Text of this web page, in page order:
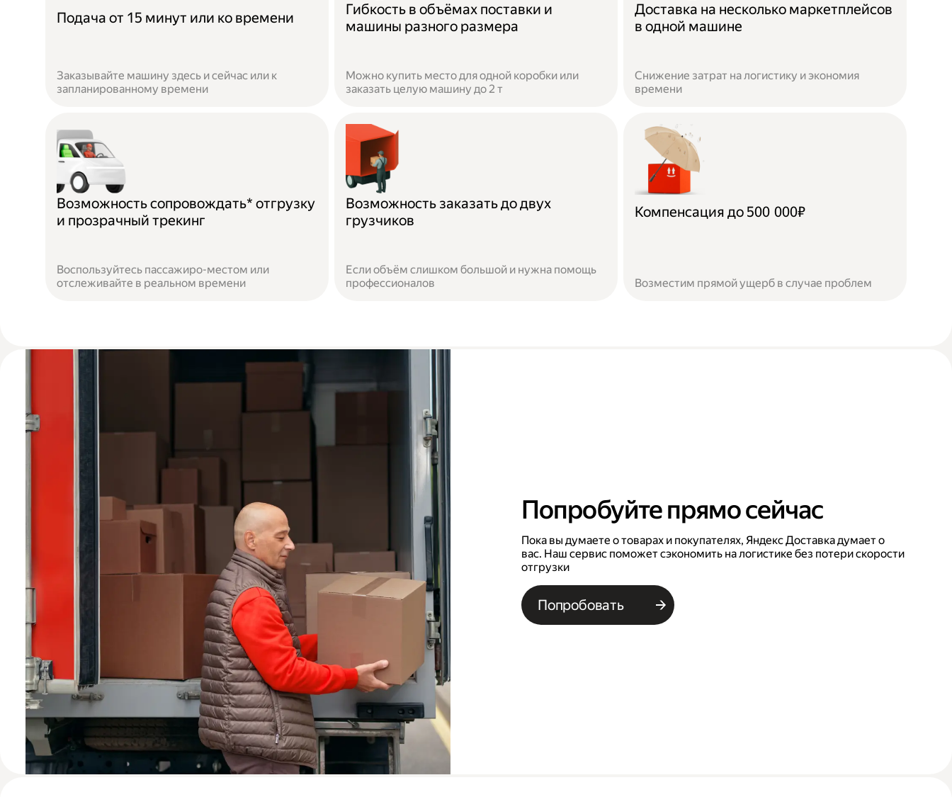
Подача от 15 минут или ко времени
Заказывайте машину здесь и сейчас или к
запланированному времени
Гибкость в объёмах поставки и
машины разного размера
Можно купить место для одной коробки или
заказать целую машину до 2 т
Доставка на несколько маркетплейсов
в одной машине
Снижение затрат на логистику и экономия
времени
Возможность сопровождать* отгрузку
и прозрачный трекинг
Воспользуйтесь пассажиро-местом или
отслеживайте в реальном времени
Возможность заказать до двух
грузчиков
Если объём слишком большой и нужна помощь
профессионалов
Компенсация до 500 000₽
Возместим прямой ущерб в случае проблем
Попробуйте прямо сейчас
Пока вы думаете о товарах и покупателях, Яндекс Доставка думает о
вас. Наш сервис поможет сэкономить на логистике без потери скорости
отгрузки
Попробовать